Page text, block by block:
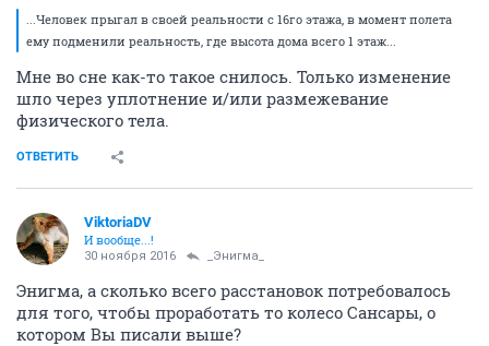
...Человек прыгал в своей реальности с 16го этажа, в момент полета
ему подменили реальность, где высота дома всего 1 этаж...
Мне во сне как-то такое снилось. Только изменение
шло через уплотнение и/или размежевание
физического тела.
ОТВЕТИТЬ
ViktoriaDV
И вообще...!
30 ноября 2016 _Энигма_
Энигма, а сколько всего расстановок потребовалось
для того, чтобы проработать то колесо Сансары, о
котором Вы писали выше?